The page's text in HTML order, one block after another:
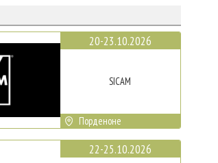
20-23.10.2026
SICAM
Порденоне
22-25.10.2026